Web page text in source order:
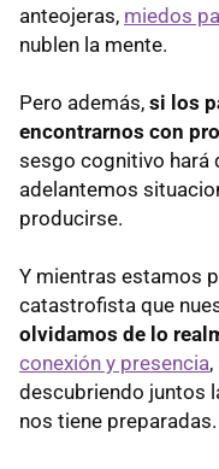
anteojeras, miedos
nublen la mente.
Pero además, si los
encontrarnos con
sesgo cognitivo hará
adelantemos
producirse.
Y mientras estamos
catastrofista que
olvidamos de lo
conexión y presencia
descubriendo juntos
nos tiene preparadas.